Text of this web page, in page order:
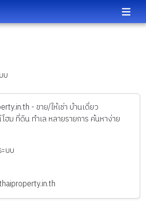
บ
- ขาย/ให้เช่า บ้านเดี่ยว
ฮม ที่ดิน ทำเล หลายรายการ ค้นหาง่าย
ะบบ